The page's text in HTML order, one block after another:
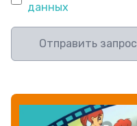
данных
Отправить запрос